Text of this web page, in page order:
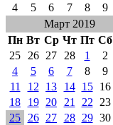
4
5 6 7 8 9
Март 2019
Пн Вт Ср Чт Пт Сб
25
26 27 28 1 2
4
5 6 7 8 9
11
12 13 14 15 16
18
19 20 21 22 23
25
26 27 28 29 30